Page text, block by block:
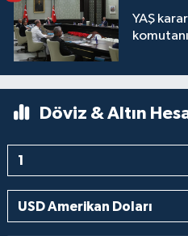
YAŞ
Döviz & Altın